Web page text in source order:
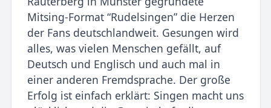
Mitsing-Format “Rudelsingen” die Herzen
der Fans deutschlandweit. Gesungen wird
alles, was vielen Menschen gefällt, auf
Deutsch und Englisch und auch mal in
einer anderen Fremdsprache. Der große
Erfolg ist einfach erklärt: Singen macht uns